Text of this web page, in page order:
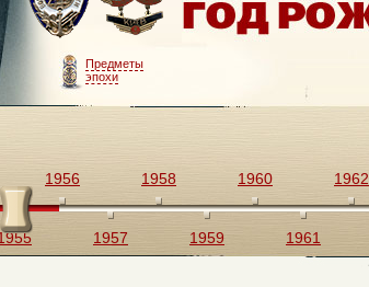
Предметы
эпохи
1956
1957
1958
1959
1960
1961
1962